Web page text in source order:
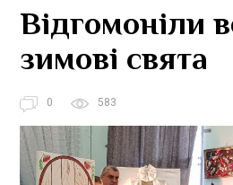
Відгомоніли
зимові свята
0 583